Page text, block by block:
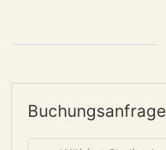
Buchungsanfrage